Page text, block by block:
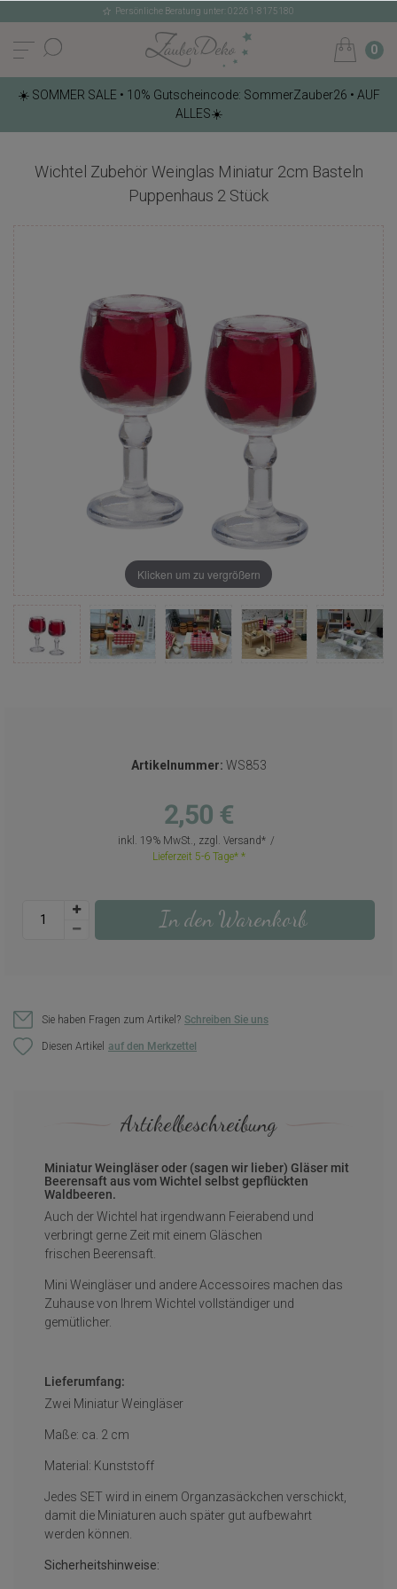
Persönliche Beratung unter: 02261-8175180
0
☀️ SOMMER SALE • 10% Gutscheincode: SommerZauber26 • AUF
ALLES☀️
Wichtel Zubehör Weinglas Miniatur 2cm Basteln
Puppenhaus 2 Stück
Klicken um zu vergrößern
Artikelnummer: WS853
2,50 €
inkl. 19% MwSt., zzgl. Versand
Lieferzeit 5-6 Tage*
In den Warenkorb
Sie haben Fragen zum Artikel? Schreiben Sie uns
Diesen Artikel
Artikelbeschreibung
Miniatur Weingläser oder (sagen wir lieber) Gläser mit
Beerensaft aus vom Wichtel selbst gepflückten
Waldbeeren.
Auch der Wichtel hat irgendwann Feierabend und
verbringt gerne Zeit mit einem Gläschen
frischen Beerensaft.
Mini Weingläser und andere Accessoires machen das
Zuhause von Ihrem Wichtel vollständiger und
gemütlicher.
Lieferumfang:
Zwei Miniatur Weingläser
Maße: ca. 2 cm
Material: Kunststoff
Jedes SET wird in einem Organzasäckchen verschickt,
damit die Miniaturen auch später gut aufbewahrt
werden können.
Sicherheitshinweise: